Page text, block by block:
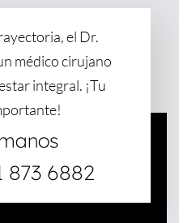
el Dr.
médico cirujano
integral. ¡Tu
873 6882